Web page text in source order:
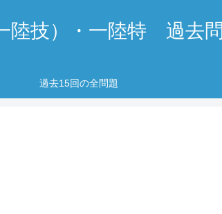
陸技）・一陸特 過去問
過去15回の全問題